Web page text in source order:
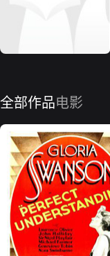
全部作品电影